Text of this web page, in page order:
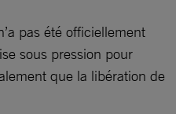
pas été officiellement
sous pression pour
que la libération de